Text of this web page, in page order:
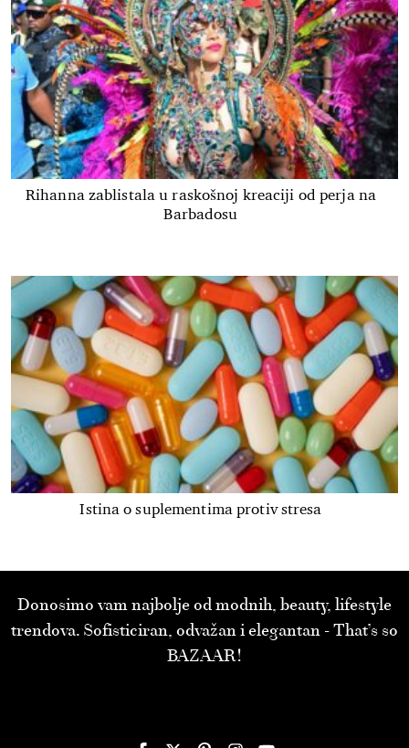
Rihanna zablistala u raskošnoj kreaciji od perja na
Barbadosu
Istina o suplementima protiv stresa
Donosimo vam najbolje od modnih, beauty, lifestyle
trendova. Sofisticiran, odvažan i elegantan - That’s so
BAZAAR!